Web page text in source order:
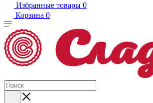
Избранные товары 0
Корзина 0